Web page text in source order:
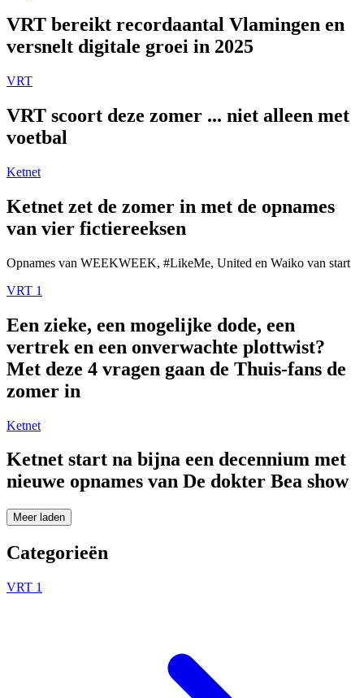
VRT bereikt recordaantal Vlamingen en
versnelt digitale groei in 2025
VRT
VRT scoort deze zomer ... niet alleen met
voetbal
Ketnet
Ketnet zet de zomer in met de opnames
van vier fictiereeksen
Opnames van WEEKWEEK, #LikeMe, United en Waiko van start
VRT 1
Een zieke, een mogelijke dode, een
vertrek en een onverwachte plottwist?
Met deze 4 vragen gaan de Thuis-fans de
zomer in
Ketnet
Ketnet start na bijna een decennium met
nieuwe opnames van De dokter Bea show
Meer laden
Categorieën
VRT 1